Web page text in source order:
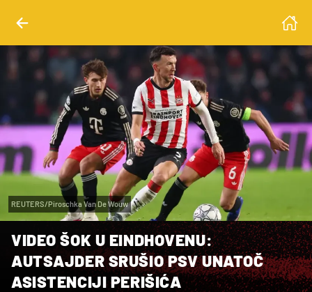
REUTERS/Piroschka Van De Wouw
VIDEO ŠOK U EINDHOVENU:
AUTSAJDER SRUŠIO PSV UNATOČ
ASISTENCIJI PERIŠIĆA